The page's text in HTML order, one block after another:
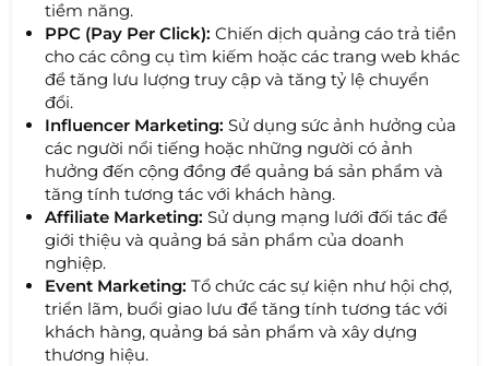
tiềm năng.
PPC (Pay Per Click): Chiến dịch quảng cáo trả tiền
cho các công cụ tìm kiếm hoặc các trang web khác
để tăng lưu lượng truy cập và tăng tỷ lệ chuyển
đổi.
Influencer Marketing: Sử dụng sức ảnh hưởng của
các người nổi tiếng hoặc những người có ảnh
hưởng đến cộng đồng để quảng bá sản phẩm và
tăng tính tương tác với khách hàng.
Affiliate Marketing: Sử dụng mạng lưới đối tác để
giới thiệu và quảng bá sản phẩm của doanh
nghiệp.
Event Marketing: Tổ chức các sự kiện như hội chợ,
triển lãm, buổi giao lưu để tăng tính tương tác với
khách hàng, quảng bá sản phẩm và xây dựng
thương hiệu.